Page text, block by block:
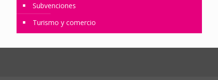
Subvenciones
Turismo y comercio